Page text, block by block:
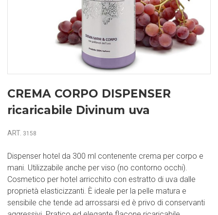
CREMA CORPO DISPENSER
ricaricabile Divinum uva
ART. 3158
Dispenser hotel da 300 ml contenente crema per corpo e
mani. Utilizzabile anche per viso (no contorno occhi).
Cosmetico per hotel arricchito con estratto di uva dalle
proprietà elasticizzanti. È ideale per la pelle matura e
sensibile che tende ad arrossarsi ed è privo di conservanti